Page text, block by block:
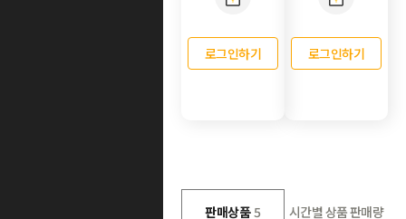
로그인하기 로그인하기
판매상품 5 시간별 상품 판매량